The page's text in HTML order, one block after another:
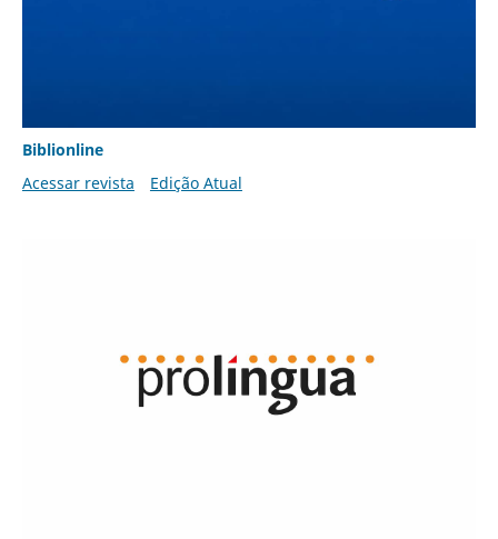
Biblionline
Acessar revista
Edição Atual